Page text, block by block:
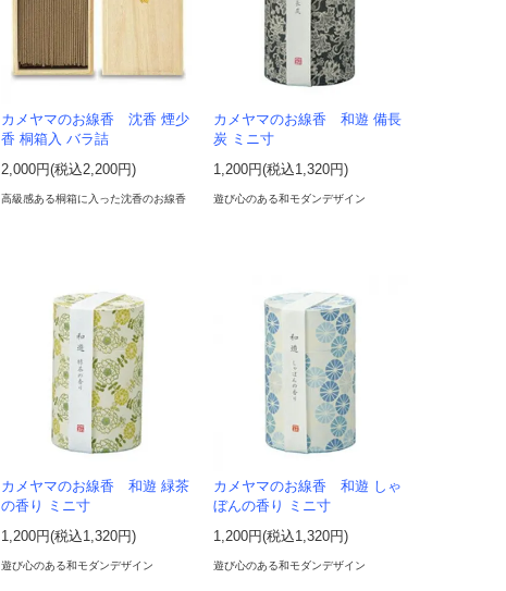
カメヤマのお線香 沈香 煙少
香 桐箱入 バラ詰
2,000円(税込2,200円)
高級感ある桐箱に入った沈香のお線香
カメヤマのお線香 和遊 備長
炭 ミニ寸
1,200円(税込1,320円)
遊び心のある和モダンデザイン
カメヤマのお線香 和遊 緑茶
の香り ミニ寸
1,200円(税込1,320円)
遊び心のある和モダンデザイン
カメヤマのお線香 和遊 しゃ
ぼんの香り ミニ寸
1,200円(税込1,320円)
遊び心のある和モダンデザイン